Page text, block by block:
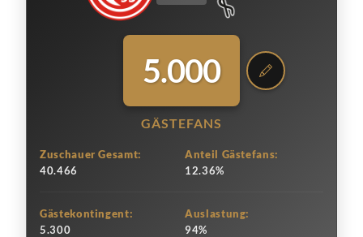
5.000
GÄSTEFANS
Zuschauer Gesamt:
40.466
Anteil Gästefans:
12.36%
Gästekontingent:
5.300
Auslastung:
94%